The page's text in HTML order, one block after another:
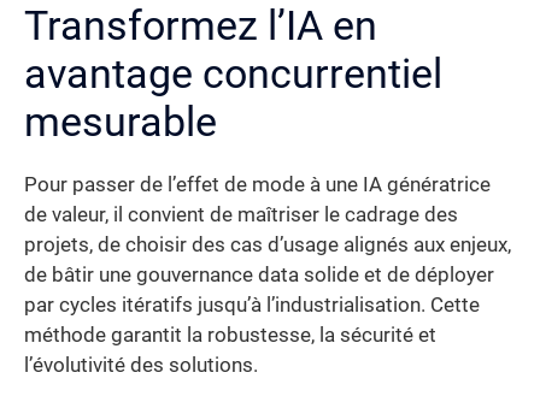
Transformez l’IA en
avantage concurrentiel
mesurable
Pour passer de l’effet de mode à une IA génératrice
de valeur, il convient de maîtriser le cadrage des
projets, de choisir des cas d’usage alignés aux enjeux,
de bâtir une gouvernance data solide et de déployer
par cycles itératifs jusqu’à l’industrialisation. Cette
méthode garantit la robustesse, la sécurité et
l’évolutivité des solutions.